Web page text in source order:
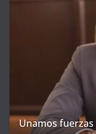
Unamos fuerzas